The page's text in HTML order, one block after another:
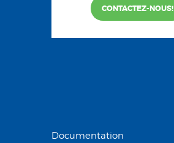
CONTACTEZ-NOUS!
Documentation